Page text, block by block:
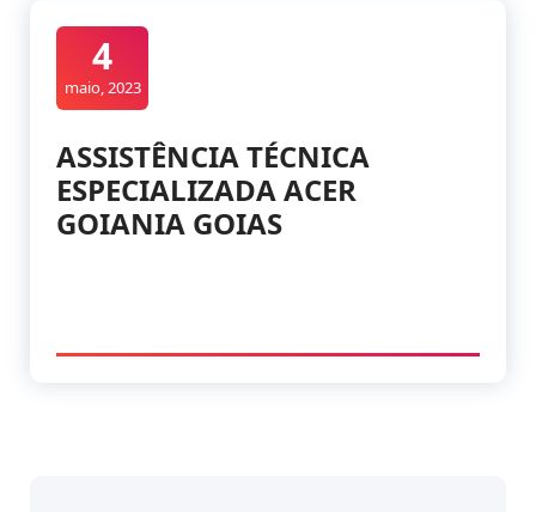
4
maio, 2023
ASSISTÊNCIA TÉCNICA
ESPECIALIZADA ACER
GOIANIA GOIAS